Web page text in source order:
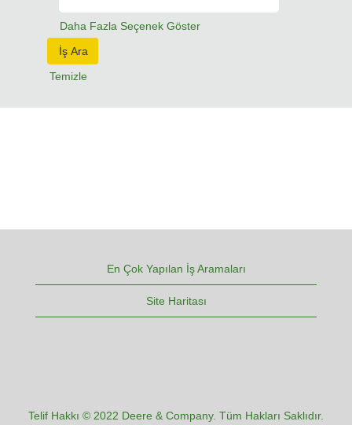
Daha Fazla Seçenek Göster
Temizle
En Çok Yapılan İş Aramaları
Site Haritası
Telif Hakkı © 2022 Deere & Company. Tüm Hakları Saklıdır.